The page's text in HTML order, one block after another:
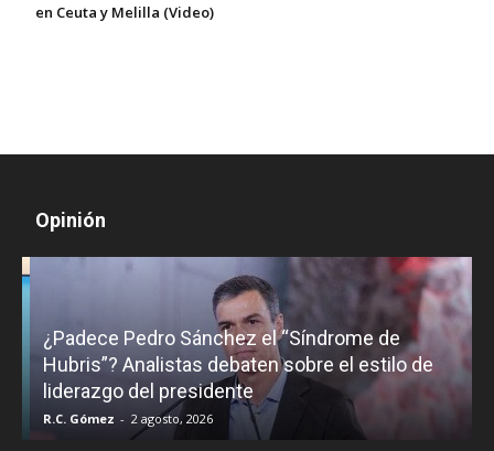
en Ceuta y Melilla (Video)
Opinión
¿Padece Pedro Sánchez el “Síndrome de
Hubris”? Analistas debaten sobre el estilo de
liderazgo del presidente
R.C. Gómez - 2 agosto, 2026